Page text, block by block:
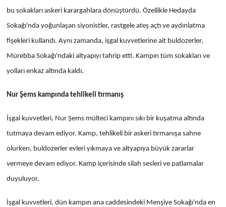
bu sokakları askeri karargahlara dönüştürdü. Özellikle Hedayda
Sokağı'nda yoğunlaşan siyonistler, rastgele ateş açtı ve aydınlatma
fişekleri kullandı. Aynı zamanda, işgal kuvvetlerine ait buldozerler,
Mürebba Sokağı'ndaki altyapıyı tahrip etti. Kampın tüm sokakları ve
yolları enkaz altında kaldı.
Nur Şems kampında tehlikeli tırmanış
İşgal kuvvetleri, Nur Şems mülteci kampını sıkı bir kuşatma altında
tutmaya devam ediyor. Kamp, tehlikeli bir askeri tırmanışa sahne
olurken, buldozerler evleri yıkmaya ve altyapıya büyük zararlar
vermeye devam ediyor. Kamp içerisinde silah sesleri ve patlamalar
duyuluyor.
İşgal kuvvetleri, dün kampın ana caddesindeki Menşiye Sokağı'nda en